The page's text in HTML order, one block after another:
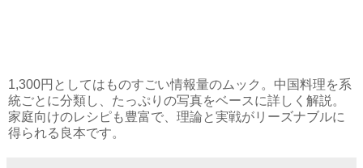
1,300円としてはものすごい情報量のムック。中国料理を系
統ごとに分類し、たっぷりの写真をベースに詳しく解説。
家庭向けのレシピも豊富で、理論と実戦がリーズナブルに
得られる良本です。